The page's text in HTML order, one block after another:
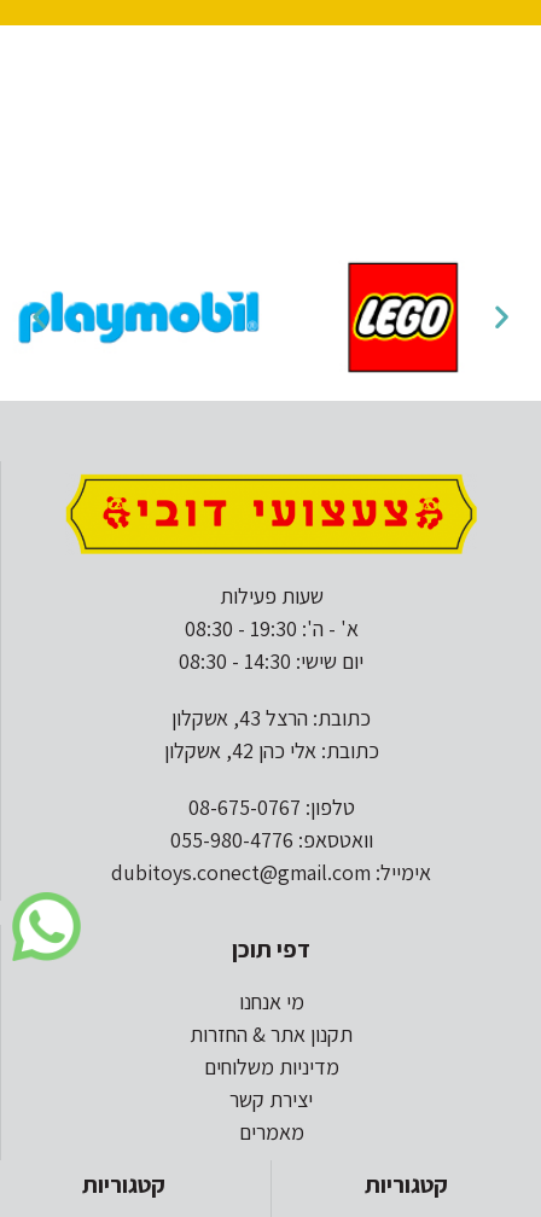
שעות פעילות
א' - ה': 19:30 - 08:30
יום שישי: 14:30 - 08:30
כתובת: הרצל 43, אשקלון
כתובת: אלי כהן 42, אשקלון
טלפון: 08-675-0767
וואטסאפ: 055-980-4776
אימייל: dubitoys.conect@gmail.com
דפי תוכן
מי אנחנו
תקנון אתר & החזרות
מדיניות משלוחים
יצירת קשר
מאמרים
קטגוריות קטגוריות